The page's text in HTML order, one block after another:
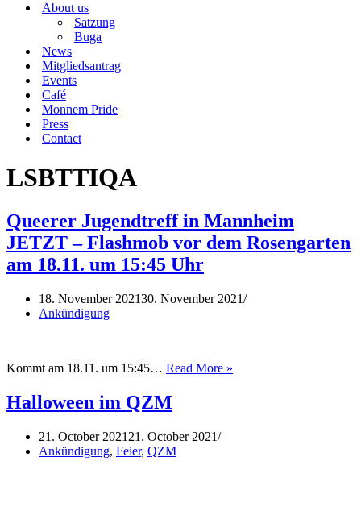
About us
Satzung
Buga
News
Mitgliedsantrag
Events
Café
Monnem Pride
Press
Contact
LSBTTIQA
Queerer Jugendtreff in Mannheim
JETZT – Flashmob vor dem Rosengarten
am 18.11. um 15:45 Uhr
18. November 202130. November 2021
Ankündigung
Kommt am 18.11. um 15:45… Read More »
Halloween im QZM
21. October 2021 21. October 2021
Ankündigung, Feier, QZM